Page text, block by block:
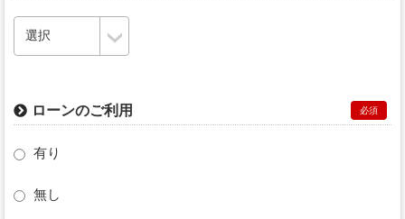
ローンのご利用 必須
有り
無し